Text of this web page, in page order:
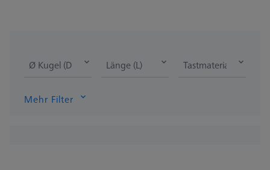
Ø Kugel (DK) Länge (L) Tastmaterial
Mehr Filter